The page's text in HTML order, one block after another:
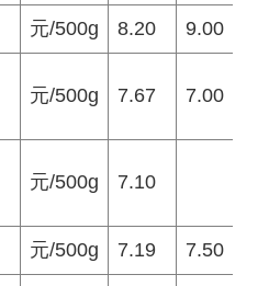
元/500g 8.20 9.00
元/500g 7.67 7.00
元/500g 7.10
元/500g 7.19 7.50